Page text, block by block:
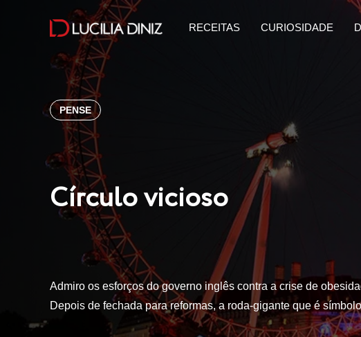
RECEITAS CURIOSIDADE
PENSE
Círculo vicioso
Admiro os esforços do governo inglês contra a crise de
Depois de fechada para reformas, a roda-gigante que é